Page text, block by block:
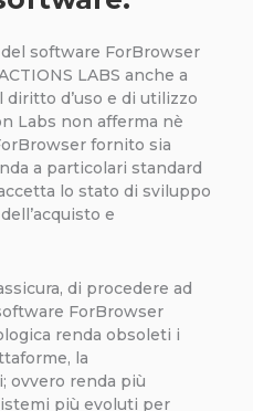
software ForBrowser
LABS anche a
d’uso e di utilizzo
Labs non afferma nè
fornito sia
a particolari standard
lo stato di sviluppo
e
di procedere ad
ForBrowser
renda obsoleti i
la
ovvero renda più
più evoluti per